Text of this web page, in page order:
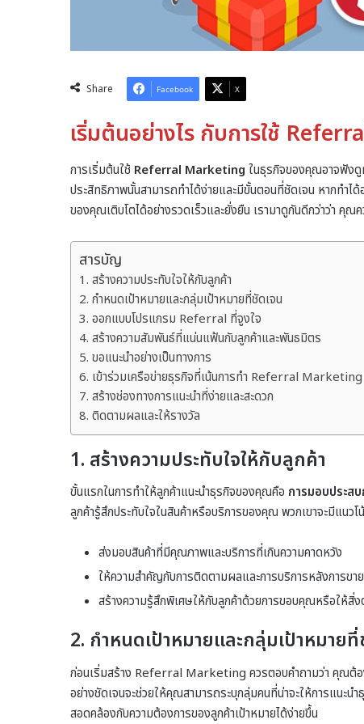
Share Facebook X
เริ่มต้นอย่างไร กับการใช้
การเริ่มต้นใช้ Referral Marketing ในธุรกิจของคุณอาจฟังดู
ประสิทธิภาพนั้นสามารถทำได้ง่ายและมีขั้นตอนที่ชัดเจน หากท
ของคุณเติบโตได้อย่างรวดเร็วและยั่งยืน เรามาดูกันดีกว่าว่า คุณ
สารบัญ
1. สร้างความประทับใจให้กับลูกค้า
2. กำหนดเป้าหมายและกลุ่มเป้าหมายที่ชัดเจน
3. ออกแบบโปรแกรม Referral ที่จูงใจ
4. สร้างความสัมพันธ์ที่แน่นแฟ้นกับลูกค้าและพันธมิตร
5. ขอแนะนำอย่างเป็นทางการ
6. เข้าร่วมเครือข่ายธุรกิจที่เน้นการทำ Referral Marketing
7. สร้างช่องทางการแนะนำที่ง่ายและสะดวก
8. ติดตามผลและให้รางวัล
1. สร้างความประทับใจให้กับลูกค้า
ขั้นแรกในการทำให้ลูกค้าแนะนำธุรกิจของคุณคือ การมอบประส
ลูกค้ารู้สึกประทับใจในสินค้าหรือบริการของคุณ พวกเขาจะมีแน
ส่งมอบสินค้าที่มีคุณภาพและบริการที่เกินความคาดหวัง
ให้ความสำคัญกับการติดตามผลและการบริการหลังการขาย
สร้างความรู้สึกพิเศษให้กับลูกค้าด้วยการขอบคุณหรือให้สิ่
2. กำหนดเป้าหมายและกลุ่มเป้าหมายที่
ก่อนเริ่มสร้าง Referral Marketing ควรตอบคำถามว่า คุณต้อ
อย่างชัดเจนจะช่วยให้คุณสามารถระบุกลุ่มคนที่น่าจะให้การแนะ
สอดคล้องกับความต้องการของลูกค้าเป้าหมายได้ง่ายขึ้น